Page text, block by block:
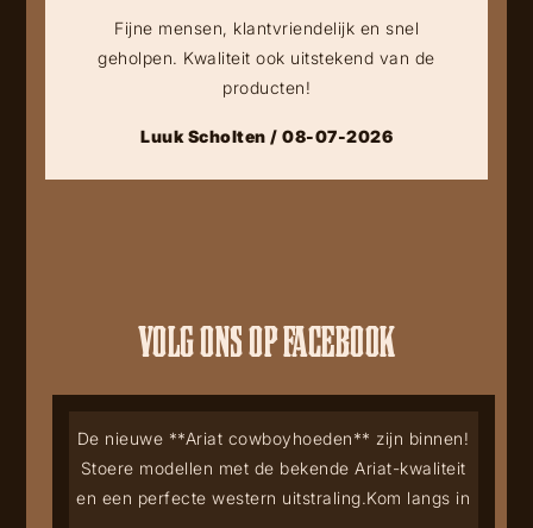
Fijne mensen, klantvriendelijk en snel
geholpen. Kwaliteit ook uitstekend van de
producten!
Luuk Scholten / 08-07-2026
VOLG ONS OP FACEBOOK
De nieuwe **Ariat cowboyhoeden** zijn binnen!
Stoere modellen met de bekende Ariat-kwaliteit
en een perfecte western uitstraling.Kom langs in